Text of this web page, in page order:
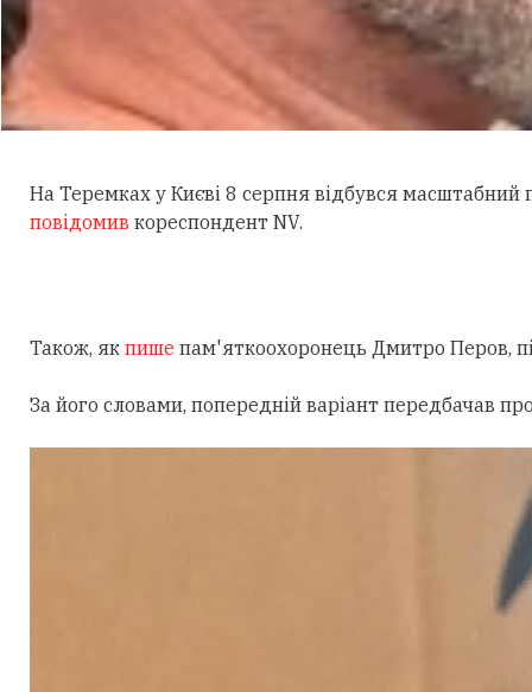
На Теремках у Києві 8 серпня відбувся масштабний
повідомив кореспондент NV.
Також, як пише пам'яткоохоронець Дмитро Перов,
За його словами, попередній варіант передбачав